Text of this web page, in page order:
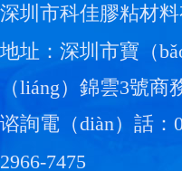
深圳市科佳膠粘材料
地址：深圳市寶（
（liáng）錦雲3號商
谘詢電（diàn）話：
2966-7475